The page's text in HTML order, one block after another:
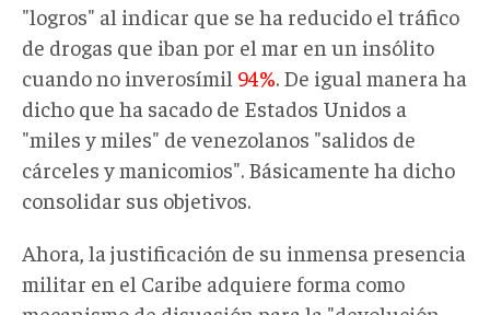
"logros" al indicar que se ha reducido el tráfico
de drogas que iban por el mar en un insólito
cuando no inverosímil 94%. De igual manera ha
dicho que ha sacado de Estados Unidos a
"miles y miles" de venezolanos "salidos de
cárceles y manicomios". Básicamente ha dicho
consolidar sus objetivos.
Ahora, la justificación de su inmensa presencia
militar en el Caribe adquiere forma como